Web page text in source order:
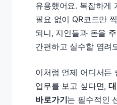
유용했어요. 복잡하게
필요 없이 QR코드만
되니, 지인들과 돈을
간편하고 실수할 염려
이처럼 언제 어디서든
업무를 보고 싶다면,
바로가기는 필수적인